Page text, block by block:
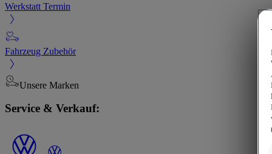
Werkstatt Termin
Fahrzeug Zubehör
Unsere Marken
Service & Verkauf: